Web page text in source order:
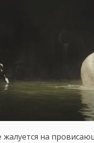
жалуется на